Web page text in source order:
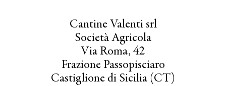
Cantine Valenti srl
Società Agricola
Via Roma, 42
Frazione Passopisciaro
Castiglione di Sicilia (CT)